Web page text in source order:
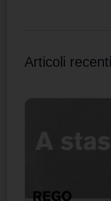
Articoli recenti